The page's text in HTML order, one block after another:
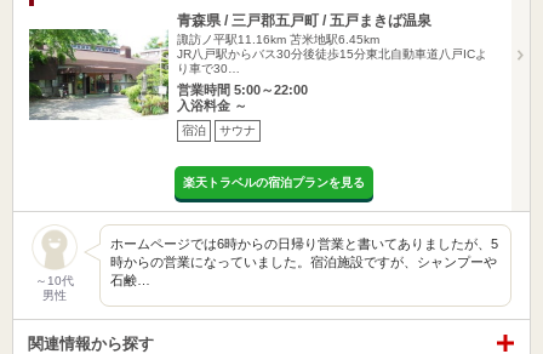
青森県 / 三戸郡五戸町 / 五戸まきば温泉
諏訪ノ平駅11.16km 苫米地駅6.45km
JR八戸駅からバス30分後徒歩15分東北自動車道八戸ICよ
り車で30…
営業時間 5:00～22:00
入浴料金 ～
宿泊 サウナ
楽天トラベルの宿泊プランを見る
～10代
男性
ホームページでは6時からの日帰り営業と書いてありましたが、5
時からの営業になっていました。宿泊施設ですが、シャンプーや
石鹸…
関連情報から探す